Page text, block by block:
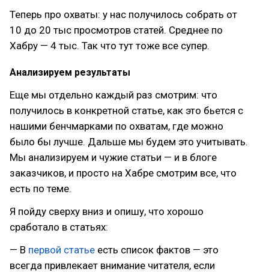
Теперь про охваты: у нас получилось собрать от
10 до 20 тыс просмотров статей. Среднее по
Хабру — 4 тыс. Так что тут тоже все супер.
Анализируем результаты
Еще мы отдельно каждый раз смотрим: что
получилось в конкретной статье, как это бьется с
нашими бенчмарками по охватам, где можно
было бы лучше. Дальше мы будем это учитывать.
Мы анализируем и чужие статьи — и в блоге
заказчиков, и просто на Хабре смотрим все, что
есть по теме.
Я пойду сверху вниз и опишу, что хорошо
сработало в статьях:
— В первой статье есть список фактов — это
всегда привлекает внимание читателя, если